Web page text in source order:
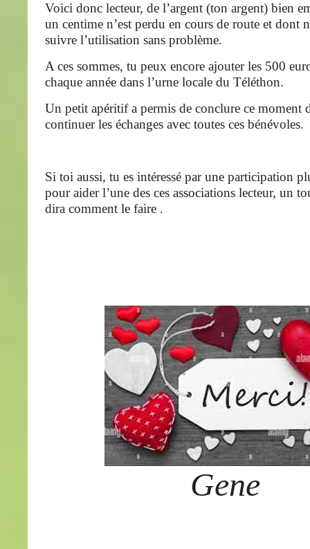
Voici donc lecteur, de l’argent (ton argent) bien
un centime n’est perdu en cours de route et dont
suivre l’utilisation sans problème.
A ces sommes, tu peux encore ajouter les 500
chaque année dans l’urne locale du Téléthon.
Un petit apéritif a permis de conclure ce moment
continuer les échanges avec toutes ces bénévoles.
Si toi aussi, tu es intéressé par une participation
pour aider l’une des ces associations lecteur, un
dira comment le faire .
Gene